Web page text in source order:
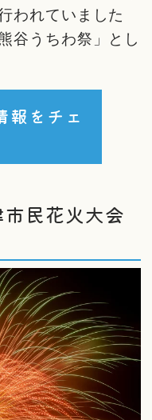
われていました
谷うちわ祭」とし
報をチェ
市民花火大会